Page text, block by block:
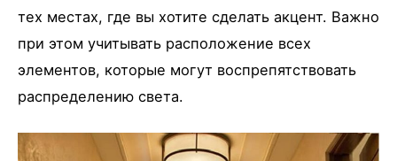
тех местах, где вы хотите сделать акцент. Важно
при этом учитывать расположение всех
элементов, которые могут воспрепятствовать
распределению света.